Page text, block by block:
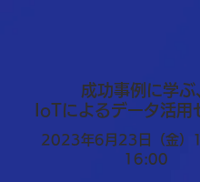
成功事例に学ぶ
IoTによるデータ活用
2023年6月23日（金）
16:00